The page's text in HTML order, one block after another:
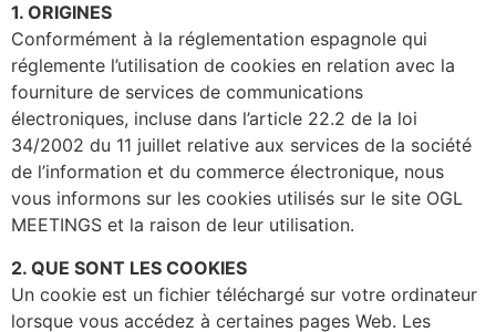
1. ORIGINES
Conformément à la réglementation espagnole qui
réglemente l’utilisation de cookies en relation avec la
fourniture de services de communications
électroniques, incluse dans l’article 22.2 de la loi
34/2002 du 11 juillet relative aux services de la société
de l’information et du commerce électronique, nous
vous informons sur les cookies utilisés sur le site OGL
MEETINGS et la raison de leur utilisation.
2. QUE SONT LES COOKIES
Un cookie est un fichier téléchargé sur votre ordinateur
lorsque vous accédez à certaines pages Web. Les